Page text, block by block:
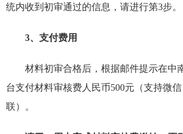
统内收到初审通过的信息，请进行第3步。
3、支付费用
材料初审合格后，根据邮件提示在中
台支付材料审核费人民币500元（支持微
联）。